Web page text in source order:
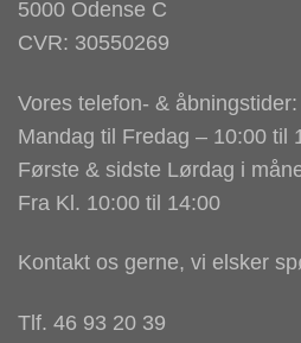
5000 Odense C
CVR: 30550269
Vores telefon- & åbningstider:
Mandag til Fredag – 10:00 til
Første & sidste Lørdag i
Fra Kl. 10:00 til 14:00
Kontakt os gerne, vi elsker
Tlf. 46 93 20 39